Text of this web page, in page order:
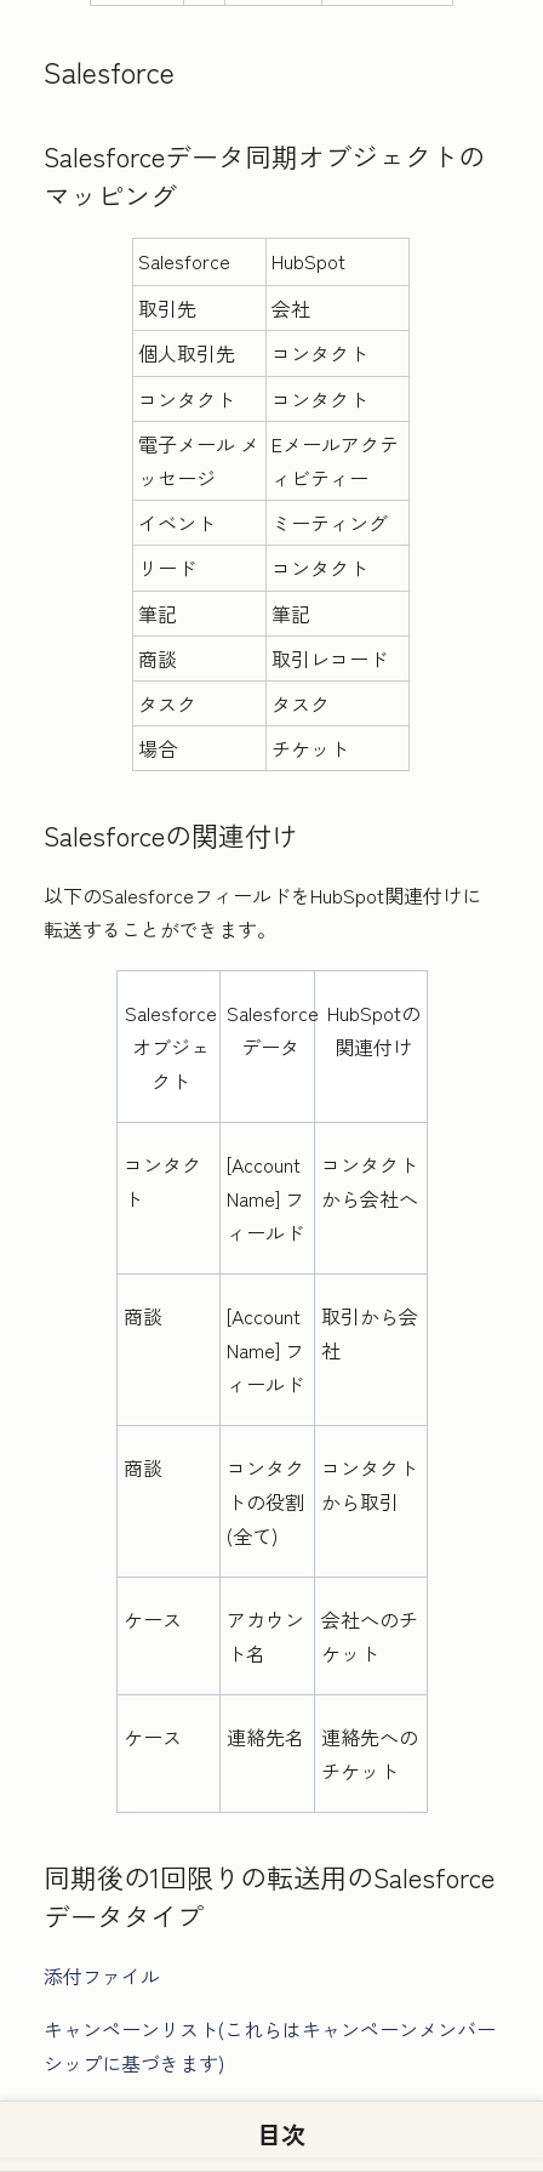
Salesforce
Salesforceデータ同期オブジェクトの
マッピング
Salesforce
HubSpot
取引先
会社
個人取引先
コンタクト
コンタクト
コンタクト
電子メール メ
ッセージ
Eメールアクテ
ィビティー
イベント
ミーティング
リード
コンタクト
筆記
筆記
商談
取引レコード
タスク
タスク
場合
チケット
Salesforceの関連付け
以下のSalesforceフィールドをHubSpot関連付けに
転送することができます。
Salesforce
オブジェ
クト
Salesforce
データ
HubSpotの
関連付け
コンタク
ト
[Account
Name] フ
ィールド
コンタクト
から会社へ
商談
[Account
Name] フ
ィールド
取引から会
社
商談
コンタク
トの役割
(全て)
コンタクト
から取引
ケース
アカウン
ト名
会社へのチ
ケット
ケース 連絡先名
連絡先への
チケット
同期後の1回限りの転送用のSalesforce
データタイプ
添付ファイル
キャンペーンリスト(これらはキャンペーンメンバー
シップに基づきます)
サポートされていないSalesforceフィ
目次